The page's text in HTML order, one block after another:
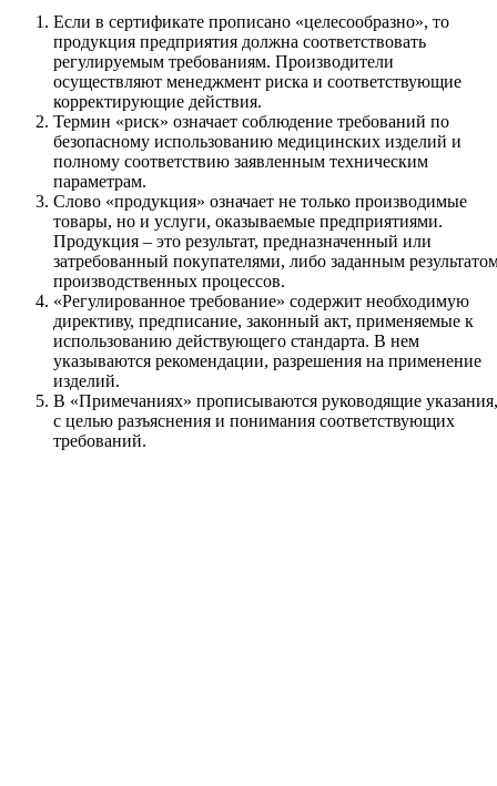
Если в сертификате прописано «целесообразно», то
продукция предприятия должна соответствовать
регулируемым требованиям. Производители
осуществляют менеджмент риска и соответствующие
корректирующие действия.
Термин «риск» означает соблюдение требований по
безопасному использованию медицинских изделий и
полному соответствию заявленным техническим
параметрам.
Слово «продукция» означает не только производимые
товары, но и услуги, оказываемые предприятиями.
Продукция – это результат, предназначенный или
затребованный покупателями, либо заданным
производственных процессов.
«Регулированное требование» содержит необходимую
директиву, предписание, законный акт, применяемые к
использованию действующего стандарта. В нем
указываются рекомендации, разрешения на применение
изделий.
В «Примечаниях» прописываются руководящие указания,
с целью разъяснения и понимания соответствующих
требований.